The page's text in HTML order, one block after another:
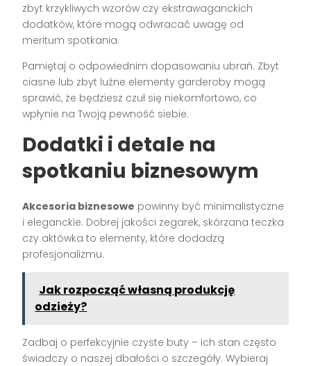
zbyt krzykliwych wzorów czy ekstrawaganckich
dodatków, które mogą odwracać uwagę od
meritum spotkania.
Pamiętaj o odpowiednim dopasowaniu ubrań. Zbyt
ciasne lub zbyt luźne elementy garderoby mogą
sprawić, że będziesz czuł się niekomfortowo, co
wpłynie na Twoją pewność siebie.
Dodatki i detale na
spotkaniu biznesowym
Akcesoria biznesowe powinny być minimalistyczne
i eleganckie. Dobrej jakości zegarek, skórzana teczka
czy aktówka to elementy, które dodadzą
profesjonalizmu.
Jak rozpocząć własną produkcję
odzieży?
Zadbaj o perfekcyjnie czyste buty – ich stan często
świadczy o naszej dbałości o szczegóły. Wybieraj